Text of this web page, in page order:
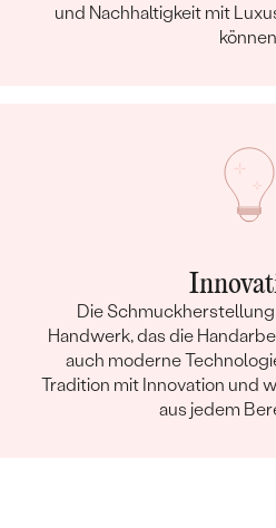
und Nachhaltigkeit mit
Die
Handwerk, das die
auch moderne
Tradition mit Innovation und
aus jedem